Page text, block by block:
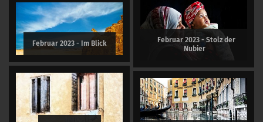
Februar 2023 - Stolz der
Nubier
Februar 2023 - Im Blick